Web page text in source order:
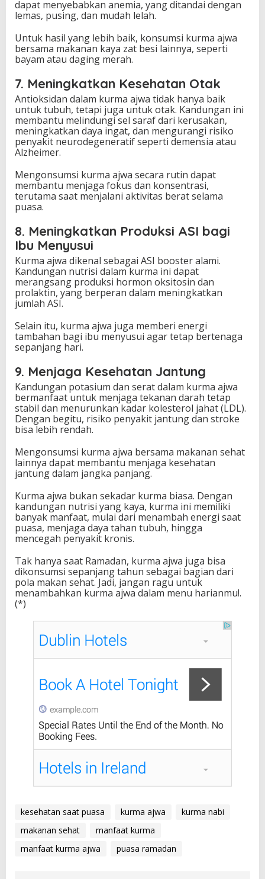
dapat menyebabkan anemia, yang ditandai dengan
lemas, pusing, dan mudah lelah.
Untuk hasil yang lebih baik, konsumsi kurma ajwa
bersama makanan kaya zat besi lainnya, seperti
bayam atau daging merah.
7. Meningkatkan Kesehatan Otak
Antioksidan dalam kurma ajwa tidak hanya baik
untuk tubuh, tetapi juga untuk otak. Kandungan ini
membantu melindungi sel saraf dari kerusakan,
meningkatkan daya ingat, dan mengurangi risiko
penyakit neurodegeneratif seperti demensia atau
Alzheimer.
Mengonsumsi kurma ajwa secara rutin dapat
membantu menjaga fokus dan konsentrasi,
terutama saat menjalani aktivitas berat selama
puasa.
8. Meningkatkan Produksi ASI bagi
Ibu Menyusui
Kurma ajwa dikenal sebagai ASI booster alami.
Kandungan nutrisi dalam kurma ini dapat
merangsang produksi hormon oksitosin dan
prolaktin, yang berperan dalam meningkatkan
jumlah ASI.
Selain itu, kurma ajwa juga memberi energi
tambahan bagi ibu menyusui agar tetap bertenaga
sepanjang hari.
9. Menjaga Kesehatan Jantung
Kandungan potasium dan serat dalam kurma ajwa
bermanfaat untuk menjaga tekanan darah tetap
stabil dan menurunkan kadar kolesterol jahat (LDL).
Dengan begitu, risiko penyakit jantung dan stroke
bisa lebih rendah.
Mengonsumsi kurma ajwa bersama makanan sehat
lainnya dapat membantu menjaga kesehatan
jantung dalam jangka panjang.
Kurma ajwa bukan sekadar kurma biasa. Dengan
kandungan nutrisi yang kaya, kurma ini memiliki
banyak manfaat, mulai dari menambah energi saat
puasa, menjaga daya tahan tubuh, hingga
mencegah penyakit kronis.
Tak hanya saat Ramadan, kurma ajwa juga bisa
dikonsumsi sepanjang tahun sebagai bagian dari
pola makan sehat. Jadi, jangan ragu untuk
menambahkan kurma ajwa dalam menu harianmu!.
(*)
kesehatan saat puasa kurma ajwa
kurma nabi
makanan sehat
manfaat kurma
manfaat kurma ajwa
puasa ramadan